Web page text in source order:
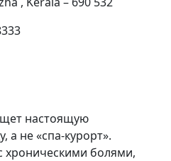
настоящую
а не «спа-курорт».
хроническими болями,